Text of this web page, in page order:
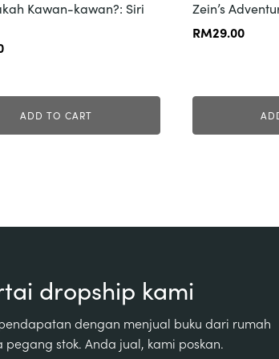
Kawan-kawan?: Siri
ADD TO CART
Zein’s
RM29.00
dropship kami
dengan menjual buku dari rumah
pegang stok. Anda jual, kami poskan.